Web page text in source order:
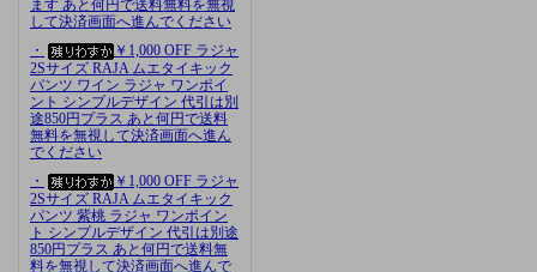
ます あと何円で送料無料を無視
して決済画面へ進んでください
・
￥1,000 OFF ラジャ
2Sサイズ RAJA ムエタイキック
パンツ ワイン ラジャ ワンポイ
ント シンプルデザイン 代引は別
途850円プラス あと何円で送料
無料を無視して決済画面へ進ん
でください
・
￥1,000 OFF ラジャ
2Sサイズ RAJA ムエタイキック
パンツ 紫桃 ラジャ ワンポイン
ト シンプルデザイン 代引は別途
850円プラス あと何円で送料無
料を無視して決済画面へ進んで